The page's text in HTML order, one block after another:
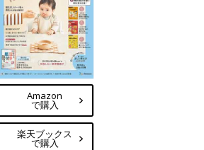
Amazon
で購入
楽天ブックス
で購入